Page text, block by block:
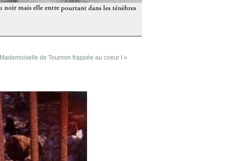
Mademoiselle de Tournon frappée au coeur I »